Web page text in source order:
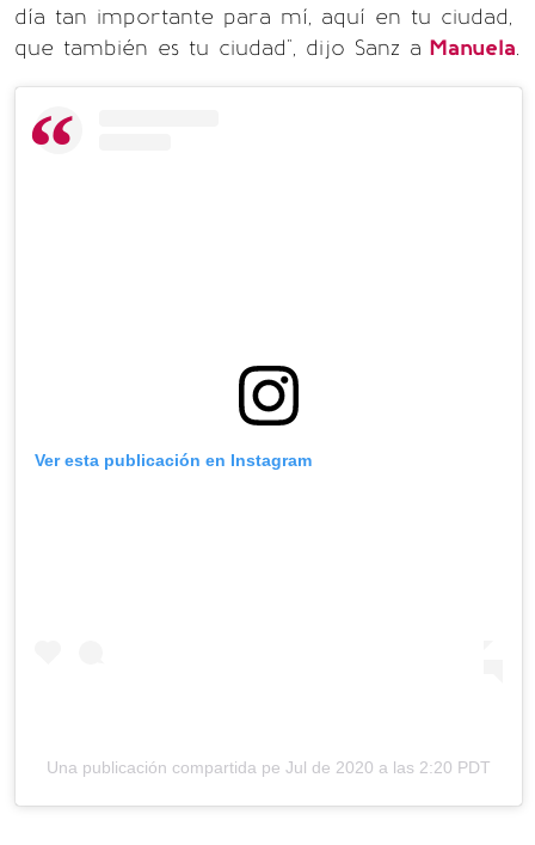
día tan importante para mí, aquí en tu ciudad,
que también es tu ciudad", dijo Sanz a Manuela.
Ver esta publicación en Instagram
Una publicación compartida pe Jul de 2020 a las 2:20 PDT